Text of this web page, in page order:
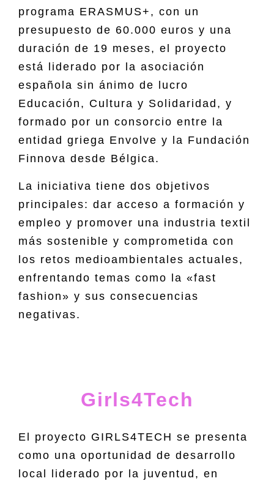
programa ERASMUS+, con un
presupuesto de 60.000 euros y una
duración de 19 meses, el proyecto
está liderado por la asociación
española sin ánimo de lucro
Educación, Cultura y Solidaridad, y
formado por un consorcio entre la
entidad griega Envolve y la Fundación
Finnova desde Bélgica.
La iniciativa tiene dos objetivos
principales: dar acceso a formación y
empleo y promover una industria textil
más sostenible y comprometida con
los retos medioambientales actuales,
enfrentando temas como la «fast
fashion» y sus consecuencias
negativas.
Girls4Tech
El proyecto GIRLS4TECH se presenta
como una oportunidad de desarrollo
local liderado por la juventud, en